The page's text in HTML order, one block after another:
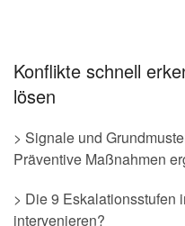
Konflikte schnell
lösen
> Signale und
Präventive Maßnahmen
> Die 9 Eskalationsstufen
intervenieren?